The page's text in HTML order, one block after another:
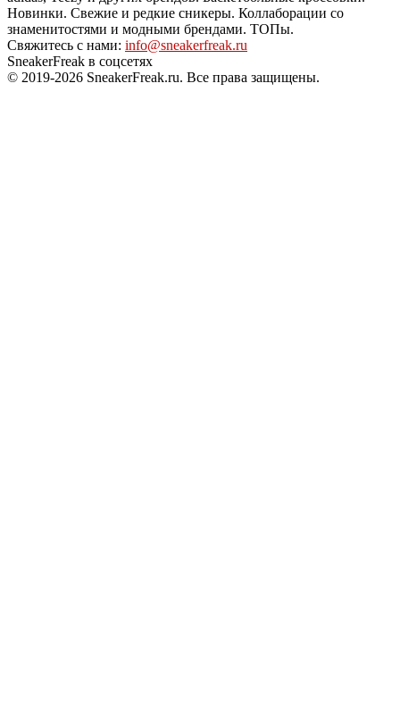
Новинки. Свежие и редкие сникеры. Коллаборации со
знаменитостями и модными брендами. ТОПы.
Свяжитесь с нами: info@sneakerfreak.ru
SneakerFreak в соцсетях
© 2019-2026 SneakerFreak.ru. Все права защищены.